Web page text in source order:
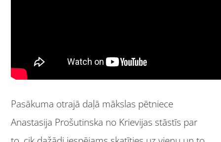
Pasākuma otrajā daļā mākslas pētniece
Anastasija Prošutinska no Krievijas stāstīs par